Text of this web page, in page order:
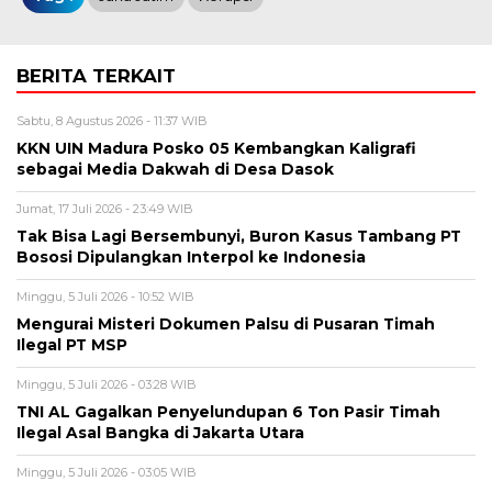
BERITA TERKAIT
Sabtu, 8 Agustus 2026 - 11:37 WIB
KKN UIN Madura Posko 05 Kembangkan Kaligrafi
sebagai Media Dakwah di Desa Dasok
Jumat, 17 Juli 2026 - 23:49 WIB
Tak Bisa Lagi Bersembunyi, Buron Kasus Tambang PT
Bososi Dipulangkan Interpol ke Indonesia
Minggu, 5 Juli 2026 - 10:52 WIB
Mengurai Misteri Dokumen Palsu di Pusaran Timah
Ilegal PT MSP
Minggu, 5 Juli 2026 - 03:28 WIB
TNI AL Gagalkan Penyelundupan 6 Ton Pasir Timah
Ilegal Asal Bangka di Jakarta Utara
Minggu, 5 Juli 2026 - 03:05 WIB